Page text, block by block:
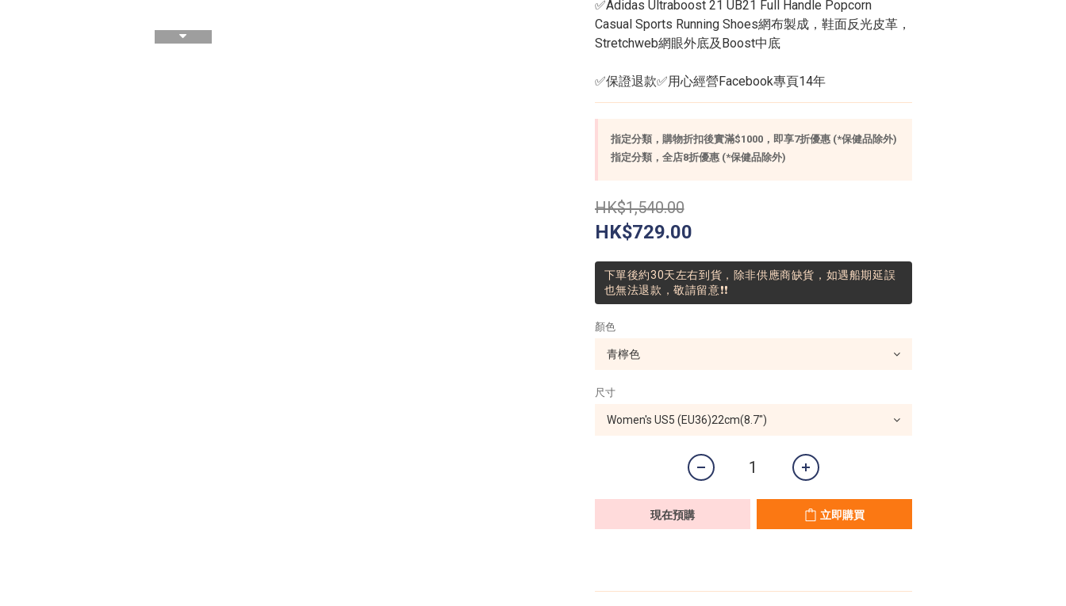
✅Adidas Ultraboost 21 UB21 Full Handle Popcorn
Casual Sports Running Shoes網布製成，鞋面反光皮革，
Stretchweb網眼外底及Boost中底
✅保證退款✅用心經營Facebook專頁14年
指定分類，購物折扣後實滿$1000，即享7折優惠 (*保健品除外)
指定分類，全店8折優惠 (*保健品除外)
HK$1,540.00
HK$729.00
下單後約30天左右到貨，除非供應商缺貨，如遇船期延誤
也無法退款，敬請留意❗❗
顏色
尺寸
現在預購 立即購買